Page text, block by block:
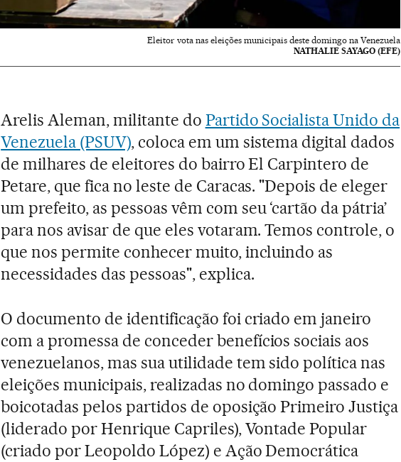
Eleitor vota nas eleições municipais deste domingo na Venezuela
NATHALIE SAYAGO (EFE)
Arelis Aleman, militante do Partido Socialista Unido da
Venezuela (PSUV), coloca em um sistema digital dados
de milhares de eleitores do bairro El Carpintero de
Petare, que fica no leste de Caracas. "Depois de eleger
um prefeito, as pessoas vêm com seu ‘cartão da pátria’
para nos avisar de que eles votaram. Temos controle, o
que nos permite conhecer muito, incluindo as
necessidades das pessoas", explica.
O documento de identificação foi criado em janeiro
com a promessa de conceder benefícios sociais aos
venezuelanos, mas sua utilidade tem sido política nas
eleições municipais, realizadas no domingo passado e
boicotadas pelos partidos de oposição Primeiro Justiça
(liderado por Henrique Capriles), Vontade Popular
(criado por Leopoldo López) e Ação Democrática